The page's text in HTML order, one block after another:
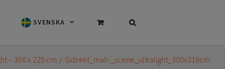
SVENSKA
– 300 x 225 cm Gdirekt_mall-_scene_ultralight_300x219cm